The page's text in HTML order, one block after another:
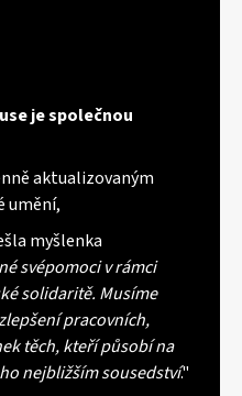
je společnou
aktualizovaným
umění,
myšlenka
svépomoci v rámci
solidaritě. Musíme
pracovních,
těch, kteří působí na
nejbližším sousedství."